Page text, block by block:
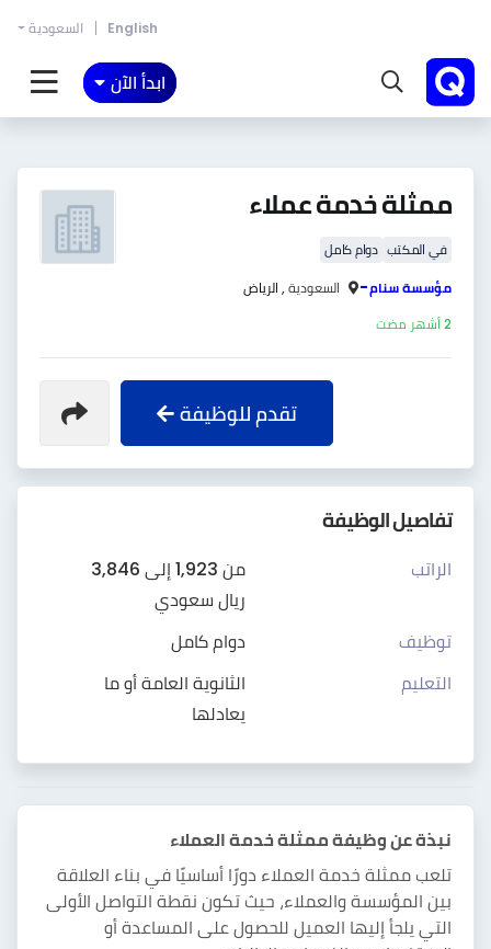
English السعودية
ابدأ الآن
ممثلة خدمة عملاء
في المكتب دوام كامل
مؤسسة سنام- السعودية , الرياض
2 أشهر مضت
تقدم للوظيفة
تفاصيل الوظيفة
الراتب
من 1,923 إلى 3,846
ريال سعودي
توظيف
دوام كامل
التعليم
الثانوية العامة أو ما
يعادلها
نبذة عن وظيفة ممثلة خدمة العملاء
تلعب ممثلة خدمة العملاء دورًا أساسيًا في بناء العلاقة
بين المؤسسة والعملاء، حيث تكون نقطة التواصل الأولى
التي يلجأ إليها العميل للحصول على المساعدة أو